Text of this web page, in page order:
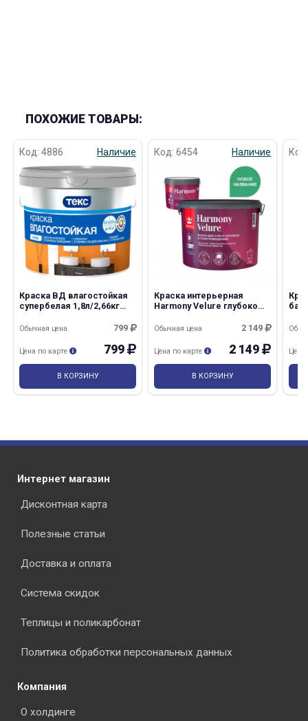
ПОХОЖИЕ ТОВАРЫ:
Код: 4886 Наличие
Краска ВД влагостойкая
супербелая 1,8л/2,66кг
799
Обычная цена
799
Цена по карте
В КОРЗИНУ
Код: 6454 Наличие
Краска интерьерная
Harmony Velure глубоко
2 149
Обычная цена
2 149
Цена по карте
В КОРЗИНУ
Цена
Интернет магазин
Дисконтная карта
Полезные статьи
Доставка и оплата
Система скидок
Теплицы и поликарбонат
Политика обработки персональных данных
Компания
О холдинге